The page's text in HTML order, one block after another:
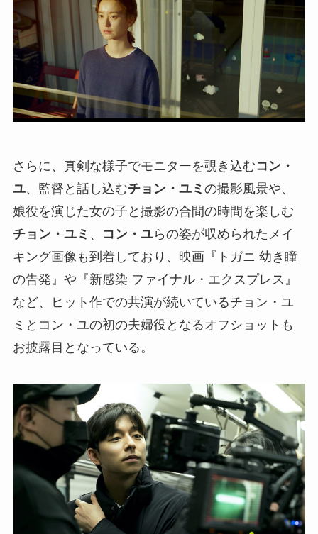
さらに、真剣な様子でモニターを覗き込むコン・
ユ、監督と話し込むチョン・ユミ の撮影風景や、
娘役を演じた女の子と撮影の合間の時間を楽しむ
チョン・ユミ 、 コン・ユらの姿が収められたメイ
キング画像も到着しており、映画『トガニ 幼き瞳
の告発』や『新感染 ファイナル・エクスプレス』
など、ヒット作での共演が続いているチョン・ユ
ミとコン・ユの初の夫婦役となるオフショットも
お披露目となっている。